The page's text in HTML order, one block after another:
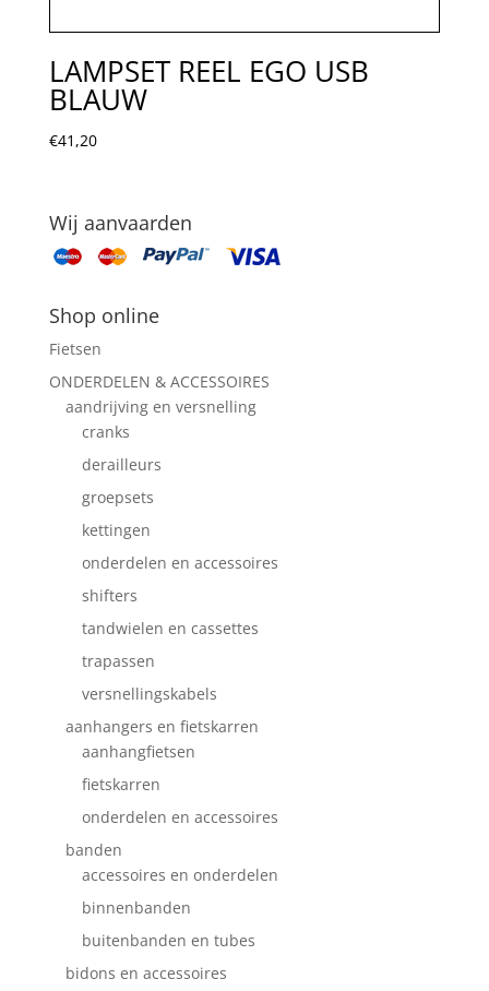
LAMPSET REEL EGO USB
BLAUW
€41,20
Wij aanvaarden
Shop online
Fietsen
ONDERDELEN & ACCESSOIRES
aandrijving en versnelling
cranks
derailleurs
groepsets
kettingen
onderdelen en accessoires
shifters
tandwielen en cassettes
trapassen
versnellingskabels
aanhangers en fietskarren
aanhangfietsen
fietskarren
onderdelen en accessoires
banden
accessoires en onderdelen
binnenbanden
buitenbanden en tubes
bidons en accessoires